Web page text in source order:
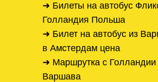
➜ Билеты на автобус
Голландия Польша
➜ Билет на автобус из
в Амстердам цена
➜ Маршрутка с Голландии
Варшава